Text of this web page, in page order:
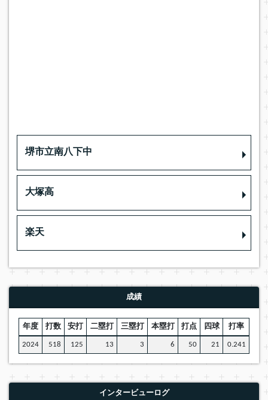
堺市立南八下中
大塚高
楽天
成績
年度 打数 安打 二塁打 三塁打 本塁打 打点 四球 打率
2024 518 125 13 3 6 50 21 0.241
インタービューログ